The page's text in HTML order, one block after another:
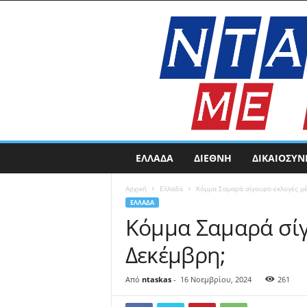
a
ΕΛΛΑΔΑ ΔΙΕΘΝΗ
Αρχική Ελλαδα Κόμμα Σαμαρά σίγουρο-εκλογές
ΕΛΛΑΔΑ
Κόμμα Σαμαρά
Δεκέμβρη;
Από ntaskas- 16 Νοεμβρίου, 2024 261